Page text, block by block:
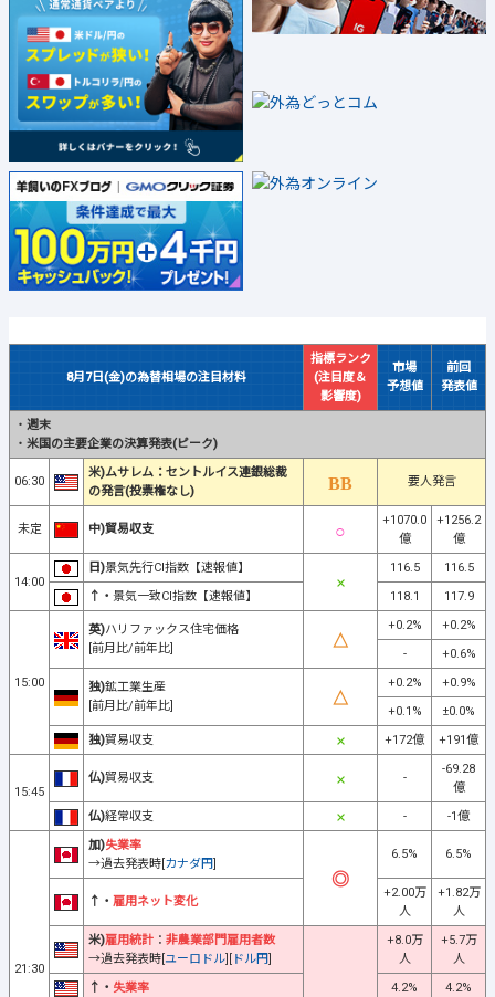
8月7日(金)の為替相場の注目材料
指標ランク
(注目度＆
影響度)
市場
予想値
前回
発表値
・ 週末
・ 米国の主要企業の決算発表(ピーク)
06:30
米)ムサレム：セントルイス連銀総裁
の発言(投票権なし)
要人発言
未定 中)貿易収支
+1070.0
億
+1256.2
億
14:00
日)景気先行CI指数【速報値】 116.5
116.5
↑・ 景気一致CI指数【速報値】 118.1 117.9
15:00
英)ハリファックス住宅価格
[前月比/前年比]
+0.2%
+0.2%
-
+0.6%
独)鉱工業生産
[前月比/前年比]
+0.2%
+0.9%
+0.1%
±0.0%
独)貿易収支 +172億 +191億
15:45
仏)貿易収支 -
-69.28
億
仏)経常収支 - -1億
21:30
加)失業率
→過去発表時[ カナダ円
6.5% 6.5%
↑・ 雇用ネット変化
+2.00万
人
+1.82万
人
米)雇用統計 ： 非農業部門雇用者数
→過去発表時[ ユーロドル ドル円
+8.0万
人
+5.7万
人
↑・ 失業率 4.2% 4.2%